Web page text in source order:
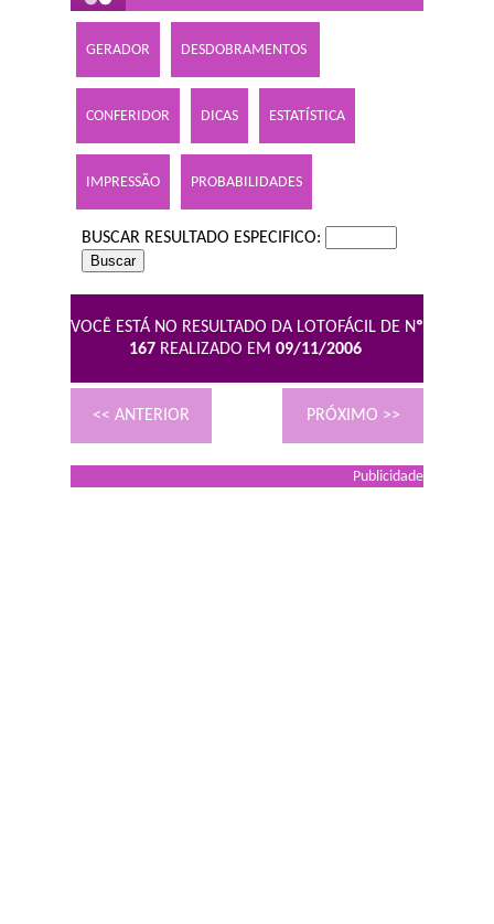
GERADOR DESDOBRAMENTOS
CONFERIDOR DICAS ESTATÍSTICA
IMPRESSÃO PROBABILIDADES
BUSCAR RESULTADO ESPECIFICO:
VOCÊ ESTÁ NO RESULTADO DA LOTOFÁCIL DE Nº
167 REALIZADO EM 09/11/2006
<< ANTERIOR PRÓXIMO >>
Publicidade